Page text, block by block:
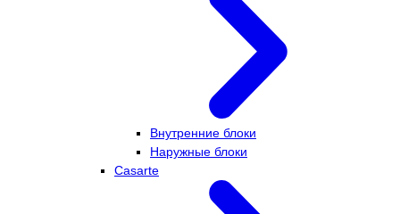
Внутренние блоки
Наружные блоки
Casarte